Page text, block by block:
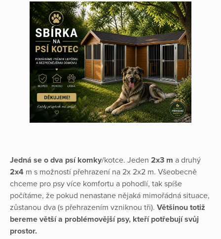
Jedná se o dva psí komky/kotce. Jeden 2x3 m a druhý
2x4 m s možností přehrazení na 2x 2x2 m. Všeobecně
chceme pro psy více komfortu a pohodlí, tak spíše
počítáme, že pokud nenastane nějaká mimořádná situace,
zůstanou dva (s přehrazením vzniknou tři). Většinou totiž
bereme větší a problémovější psy, kteří potřebují svůj
prostor.